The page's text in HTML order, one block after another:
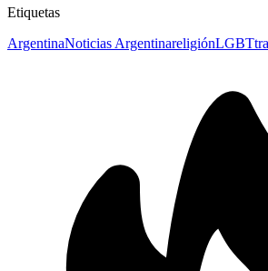
Etiquetas
ArgentinaNoticias ArgentinareligiónLGBT